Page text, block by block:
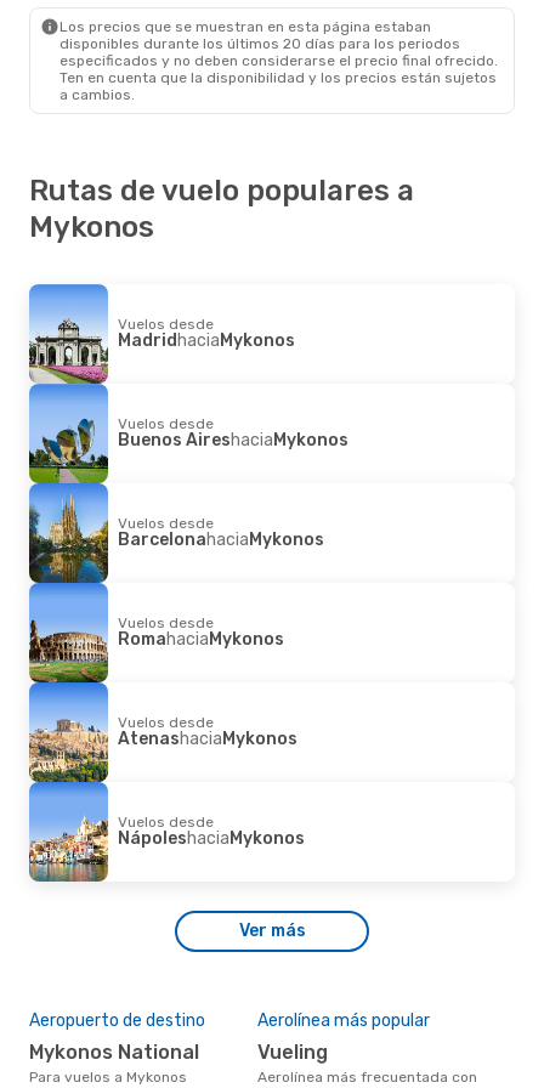
Los precios que se muestran en esta página estaban
disponibles durante los últimos 20 días para los periodos
especificados y no deben considerarse el precio final ofrecido.
Ten en cuenta que la disponibilidad y los precios están sujetos
a cambios.
Rutas de vuelo populares a
Mykonos
Vuelos desde
MadridhaciaMykonos
Vuelos desde
Buenos AireshaciaMykonos
Vuelos desde
BarcelonahaciaMykonos
Vuelos desde
RomahaciaMykonos
Vuelos desde
AtenashaciaMykonos
Vuelos desde
NápoleshaciaMykonos
Ver más
Aeropuerto de destino
Mykonos National
Para vuelos a Mykonos
Aerolínea más popular
Vueling
Aerolínea más frecuentada con